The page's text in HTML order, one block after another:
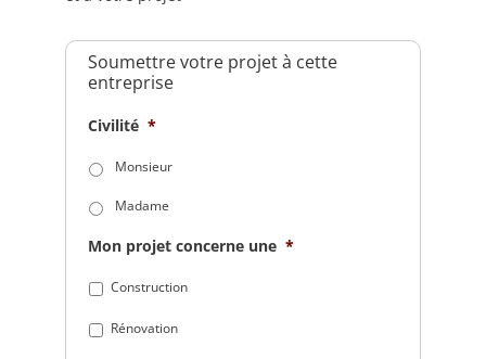
Soumettre votre projet à cette
entreprise
Civilité *
Monsieur
Madame
Mon projet concerne une *
Construction
Rénovation